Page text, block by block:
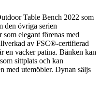
Table Bench 2022 som
den övriga serien
som elegant förenas med
av FSC®-certifierad
en vacker patina. Bänken kan
sittplats och kan
med utemöbler. Dynan säljs